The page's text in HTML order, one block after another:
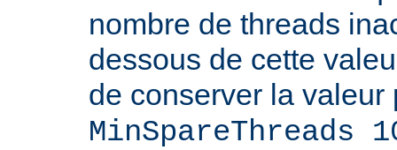
nombre de threads
dessous de cette
de conserver la valeur
MinSpareThreads